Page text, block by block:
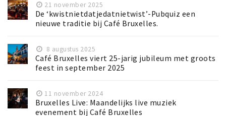
21 november 2025
De ‘kwistnietdatjedatnietwist’-Pubquiz een
nieuwe traditie bij Café Bruxelles.
8 augustus 2025
Café Bruxelles viert 25-jarig jubileum met groots
feest in september 2025
11 november 2024
Bruxelles Live: Maandelijks live muziek
evenement bij Café Bruxelles